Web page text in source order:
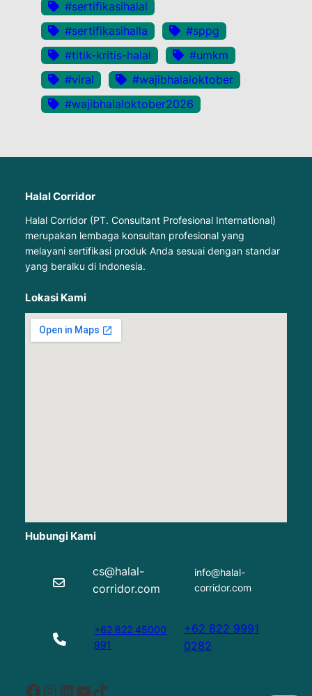
#sertifikasihalal
#sertifikasihalla
#sppg
#titik-kritis-halal
#umkm
#viral
#wajibhalaloktober
#wajibhalaloktober2026
Halal Corridor
Halal Corridor (PT. Consultant Profesional International)
merupakan lembaga konsultan profesional yang
melayani sertifikasi produk Anda sesuai dengan standar
yang beralku di Indonesia.
Lokasi Kami
Hubungi Kami
cs@halal-
corridor.com
info@halal-
corridor.com
+62 822 45000
991
+62 822 9991
0282
Facebook Instagram LinkedIn YouTube TikTok